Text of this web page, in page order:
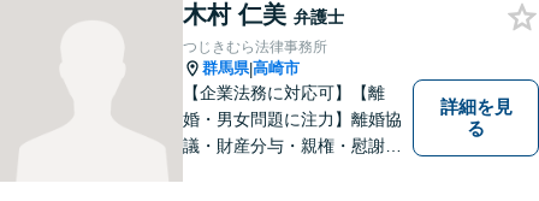
木村 仁美 弁護士
つじきむら法律事務所
群馬県|高崎市
【企業法務に対応可】【離
婚・男女問題に注力】離婚協
議・財産分与・親権・慰謝料
詳細を見
る